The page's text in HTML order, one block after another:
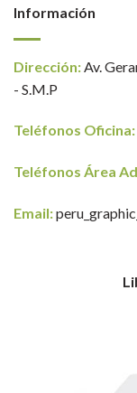
Información
Dirección: Av.
- S.M.P
Teléfonos Oficina:
Teléfonos Área
Email: